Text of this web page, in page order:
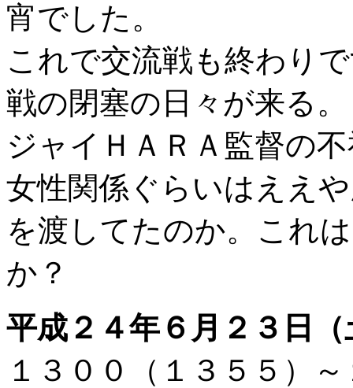
宵でした。
これで交流戦も終わり
戦の閉塞の日々が来る。
ジャイＨＡＲＡ監督の
女性関係ぐらいはええ
を渡してたのか。これ
か？
平成２４年６月２３日（
１３００（１３５５